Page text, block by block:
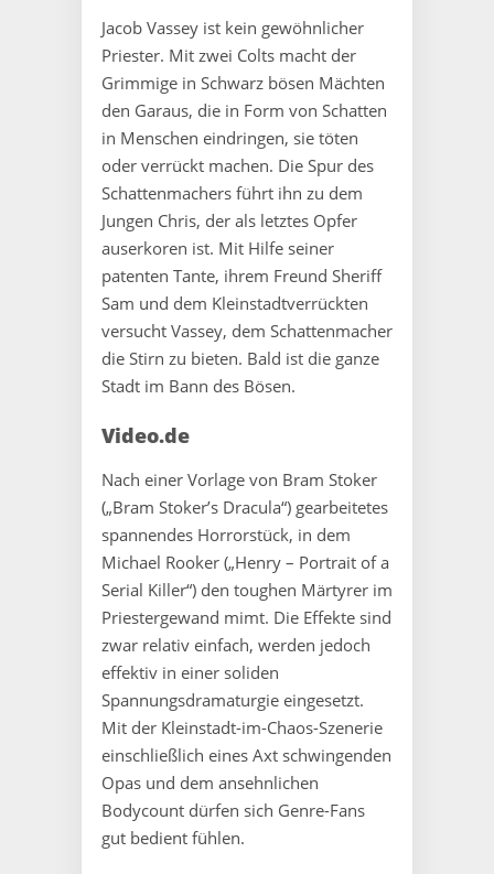
Jacob Vassey ist kein gewöhnlicher
Priester. Mit zwei Colts macht der
Grimmige in Schwarz bösen Mächten
den Garaus, die in Form von Schatten
in Menschen eindringen, sie töten
oder verrückt machen. Die Spur des
Schattenmachers führt ihn zu dem
Jungen Chris, der als letztes Opfer
auserkoren ist. Mit Hilfe seiner
patenten Tante, ihrem Freund Sheriff
Sam und dem Kleinstadtverrückten
versucht Vassey, dem Schattenmacher
die Stirn zu bieten. Bald ist die ganze
Stadt im Bann des Bösen.
Video.de
Nach einer Vorlage von Bram Stoker
(„Bram Stoker’s Dracula“) gearbeitetes
spannendes Horrorstück, in dem
Michael Rooker („Henry – Portrait of a
Serial Killer“) den toughen Märtyrer im
Priestergewand mimt. Die Effekte sind
zwar relativ einfach, werden jedoch
effektiv in einer soliden
Spannungsdramaturgie eingesetzt.
Mit der Kleinstadt-im-Chaos-Szenerie
einschließlich eines Axt schwingenden
Opas und dem ansehnlichen
Bodycount dürfen sich Genre-Fans
gut bedient fühlen.